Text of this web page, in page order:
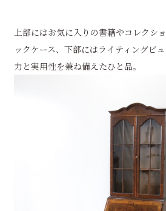
上部にはお気に入りの書籍やコレクシ
ックケース、下部にはライティングビ
力と実用性を兼ね備えたひと品。